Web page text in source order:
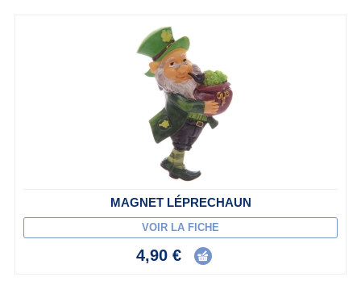
MAGNET LÉPRECHAUN
VOIR LA FICHE
4,90 €